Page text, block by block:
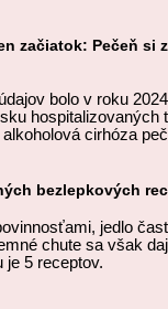
začiatok: Pečeň si
bolo v roku
hospitalizovaných
cirhóza
bezlepkových
jedlo
chute sa však
je 5 receptov.